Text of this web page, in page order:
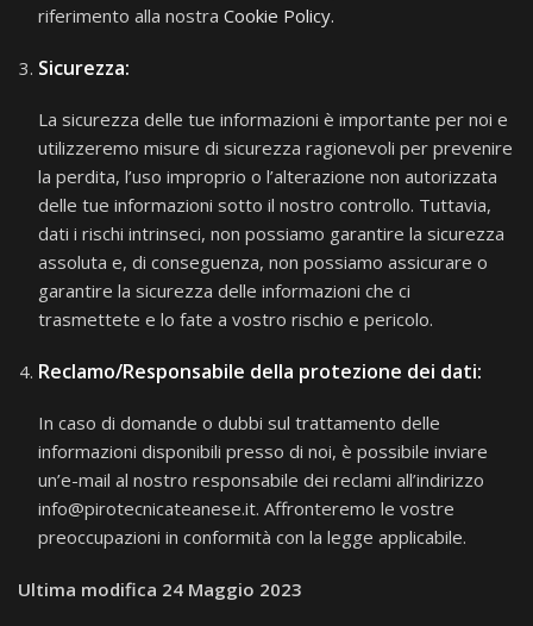
riferimento alla nostra Cookie Policy.
Sicurezza:
La sicurezza delle tue informazioni è importante per noi e
utilizzeremo misure di sicurezza ragionevoli per prevenire
la perdita, l’uso improprio o l’alterazione non autorizzata
delle tue informazioni sotto il nostro controllo. Tuttavia,
dati i rischi intrinseci, non possiamo garantire la sicurezza
assoluta e, di conseguenza, non possiamo assicurare o
garantire la sicurezza delle informazioni che ci
trasmettete e lo fate a vostro rischio e pericolo.
Reclamo/Responsabile della protezione dei dati:
In caso di domande o dubbi sul trattamento delle
informazioni disponibili presso di noi, è possibile inviare
un’e-mail al nostro responsabile dei reclami all’indirizzo
info@pirotecnicateanese.it. Affronteremo le vostre
preoccupazioni in conformità con la legge applicabile.
Ultima modifica 24 Maggio 2023